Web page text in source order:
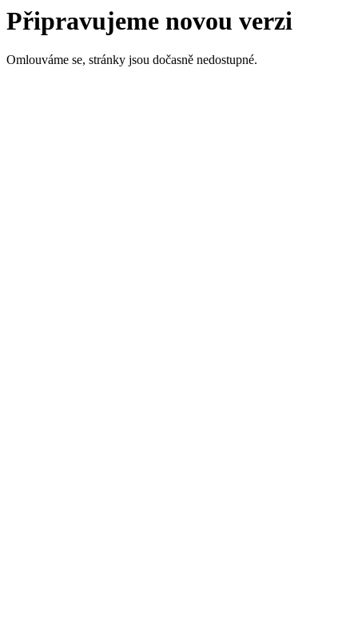
Připravujeme novou verzi
Omlouváme se, stránky jsou dočasně nedostupné.